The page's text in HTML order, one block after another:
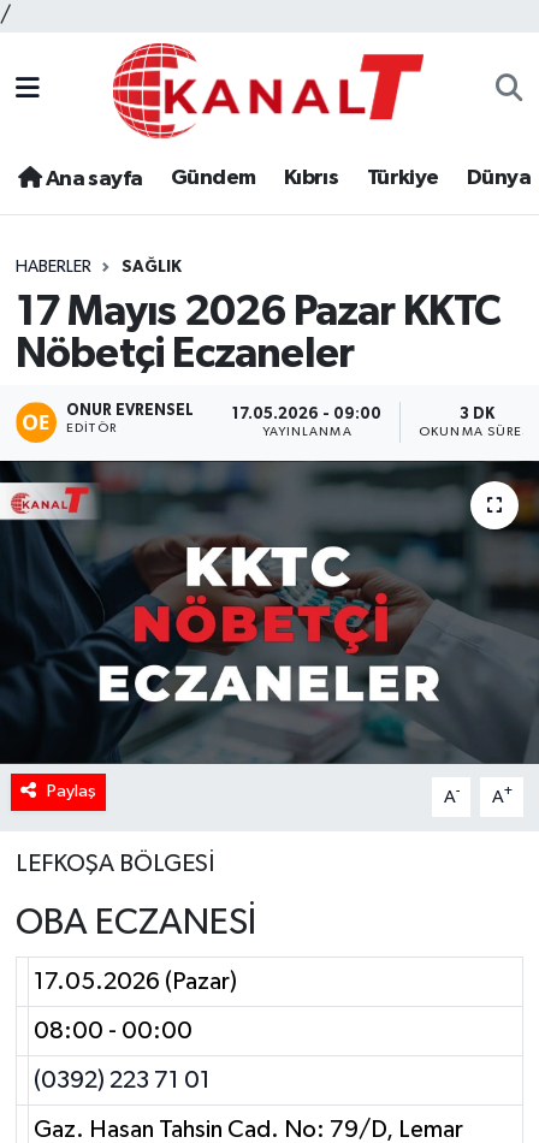
/
Ana sayfa Gündem Kıbrıs Türkiye Dünya
HABERLER SAĞLIK
17 Mayıs 2026 Pazar KKTC
Nöbetçi Eczaneler
ONUR EVRENSEL
EDITÖR
17.05.2026 - 09:00
YAYINLANMA
3 DK
OKUNMA SÜRESI
Paylaş A- A+
LEFKOŞA BÖLGESİ
OBA ECZANESİ
17.05.2026 (Pazar)
08:00 - 00:00
(0392) 223 71 01
Gaz. Hasan Tahsin Cad. No: 79/D, Lemar